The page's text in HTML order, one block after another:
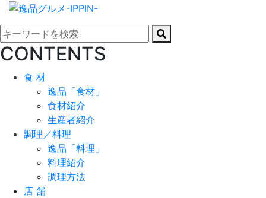
CONTENTS
食 材
逸品「食材」
食材紹介
生産者紹介
調理／料理
逸品「料理」
料理紹介
調理方法
店 舗